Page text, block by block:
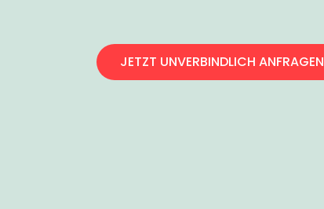
JETZT UNVERBINDLICH ANFRAGEN